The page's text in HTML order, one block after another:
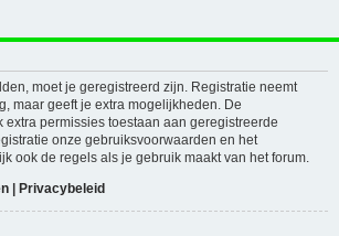
moet je geregistreerd zijn. Registratie neemt
maar geeft je extra mogelijkheden. De
extra permissies toestaan aan geregistreerde
onze gebruiksvoorwaarden en het
ook de regels als je gebruik maakt van het forum.
| Privacybeleid